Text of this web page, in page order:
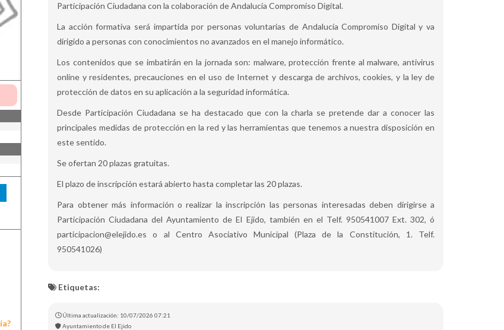
Participación Ciudadana con la colaboración de Andalucía Compromiso Digital.
La acción formativa será impartida por personas voluntarias de Andalucía Compromiso Digital y va
dirigido a personas con conocimientos no avanzados en el manejo informático.
Los contenidos que se imbatirán en la jornada son: malware, protección frente al malware, antivirus
online y residentes, precauciones en el uso de Internet y descarga de archivos, cookies, y la ley de
protección de datos en su aplicación a la seguridad informática.
Desde Participación Ciudadana se ha destacado que con la charla se pretende dar a conocer las
principales medidas de protección en la red y las herramientas que tenemos a nuestra disposición en
este sentido.
Se ofertan 20 plazas gratuitas.
El plazo de inscripción estará abierto hasta completar las 20 plazas.
Para obtener más información o realizar la inscripción las personas interesadas deben dirigirse a
Participación Ciudadana del Ayuntamiento de El Ejido, también en el Telf. 950541007 Ext. 302, ó
participacion@elejido.es o al Centro Asociativo Municipal (Plaza de la Constitución, 1. Telf.
950541026)
Etiquetas:
Última actualización: 10/07/2026 07:21
Ayuntamiento de El Ejido